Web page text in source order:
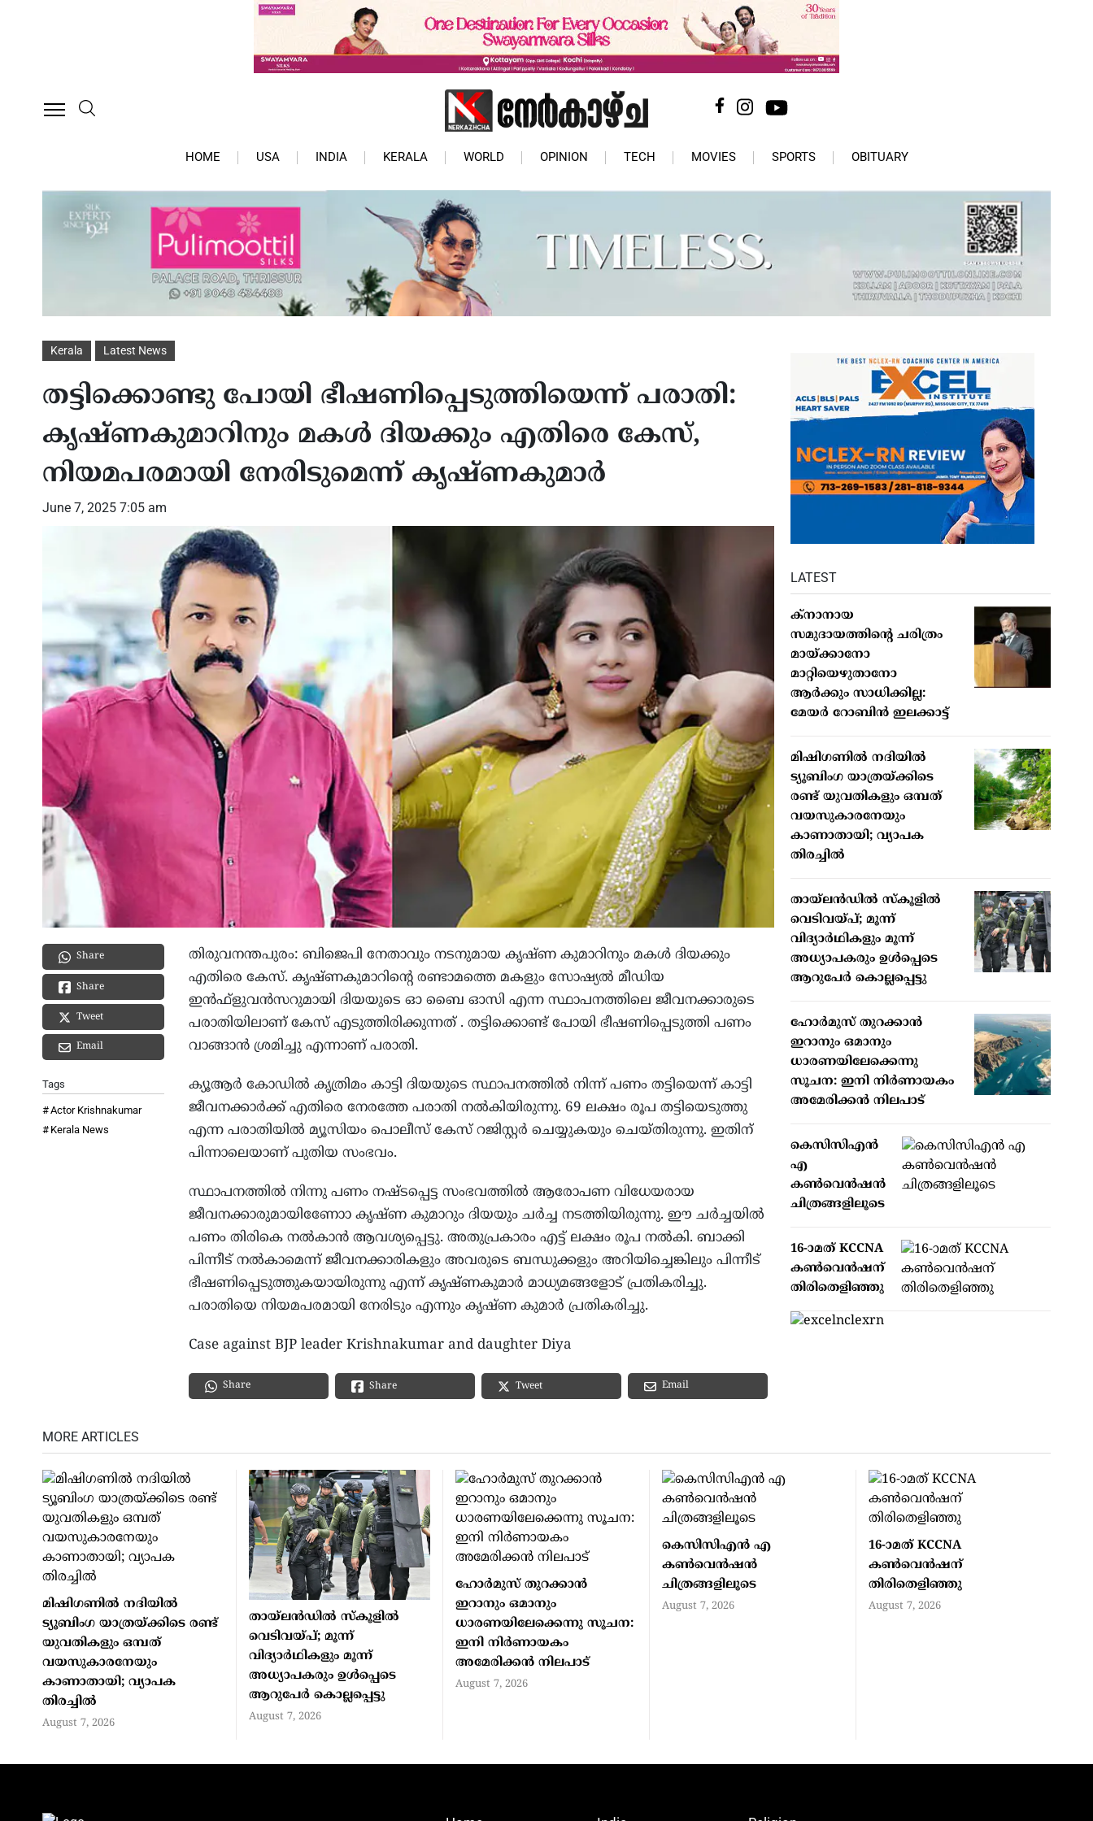
HOME USA INDIA KERALA WORLD OPINION TECH MOVIES SPORTS OBITUARY
Kerala Latest News
തട്ടിക്കൊണ്ടു പോയി ഭീഷണിപ്പെടുത്തിയെന്ന് പരാതി:
കൃഷ്ണകുമാറിനും മകള്‍ ദിയക്കും എതിരെ കേസ്,
നിയമപരമായി നേരിടുമെന്ന് കൃഷ്ണകുമാർ
June 7, 2025 7:05 am
Share
Share
Tweet
Email
Tags
Actor Krishnakumar
Kerala News
തിരുവനന്തപുരം: ബിജെപി നേതാവും നടനുമായ കൃഷ്ണ കുമാറിനും മകള്‍ ദിയക്കും
എതിരെ കേസ്. കൃഷ്ണകുമാറിന്റെ രണ്ടാമത്തെ മകളും സോഷ്യല്‍ മീഡിയ
ഇന്‍ഫ്‌ളുവന്‍സറുമായി ദിയയുടെ ഓ ബൈ ഓസി എന്ന സ്ഥാപനത്തിലെ ജീവനക്കാരുടെ
പരാതിയിലാണ് കേസ് എടുത്തിരിക്കുന്നത് . തട്ടിക്കൊണ്ട് പോയി ഭീഷണിപ്പെടുത്തി പണം
വാങ്ങാന്‍ ശ്രമിച്ചു എന്നാണ് പരാതി.
ക്യൂആര്‍ കോഡില്‍ കൃത്രിമം കാട്ടി ദിയയുടെ സ്ഥാപനത്തില്‍ നിന്ന് പണം തട്ടിയെന്ന് കാട്ടി
ജീവനക്കാര്‍ക്ക് എതിരെ നേരത്തേ പരാതി നല്‍കിയിരുന്നു. 69 ലക്ഷം രൂപ തട്ടിയെടുത്തു
എന്ന പരാതിയില്‍ മ്യൂസിയം പൊലീസ് കേസ് റജിസ്റ്റര്‍ ചെയ്യുകയും ചെയ്തിരുന്നു. ഇതിന്
പിന്നാലെയാണ് പുതിയ സംഭവം.
സ്ഥാപനത്തില്‍ നിന്നു പണം നഷ്ടപ്പെട്ട സംഭവത്തില്‍ ആരോപണ വിധേയരായ
ജീവനക്കാരുമായിണോോ കൃഷ്ണ കുമാറും ദിയയും ചര്‍ച്ച നടത്തിയിരുന്നു. ഈ ചര്‍ച്ചയില്‍
പണം തിരികെ നല്‍കാന്‍ ആവശ്യപ്പെട്ടു. അതുപ്രകാരം എട്ട് ലക്ഷം രൂപ നല്‍കി. ബാക്കി
പിന്നീട് നല്‍കാമെന്ന് ജീവനക്കാരികളും അവരുടെ ബന്ധുക്കളും അറിയിച്ചെങ്കിലും പിന്നീട്
ഭീഷണിപ്പെടുത്തുകയായിരുന്നു എന്ന് കൃഷ്ണകുമാര്‍ മാധ്യമങ്ങളോട് പ്രതികരിച്ചു.
പരാതിയെ നിയമപരമായി നേരിടും എന്നും കൃഷ്ണ കുമാര്‍ പ്രതികരിച്ചു.
Case against BJP leader Krishnakumar and daughter Diya
Share Share Tweet Email
LATEST
ക്നാനായ
സമുദായത്തിന്റെ ചരിത്രം
മായ്ക്കാനോ
മാറ്റിയെഴുതാനോ
ആർക്കും സാധിക്കില്ല:
മേയർ റോബിൻ ഇലക്കാട്ട്
മിഷിഗണില്‍ നദിയില്‍
ട്യൂബിംഗ യാത്രയ്ക്കിടെ
രണ്ട് യുവതികളും ഒമ്പത്
വയസുകാരനേയും
കാണാതായി; വ്യാപക
തിരച്ചില്‍
തായ്ലന്‍ഡില്‍ സ്‌കൂളില്‍
വെടിവയ്പ്; മൂന്ന്
വിദ്യാര്‍ഥികളും മൂന്ന്
അധ്യാപകരും ഉള്‍പ്പെടെ
ആറുപേര്‍ കൊല്ലപ്പെട്ടു
ഹോര്‍മുസ് തുറക്കാന്‍
ഇറാനും ഒമാനും
ധാരണയിലേക്കെന്നു
സൂചന: ഇനി നിര്‍ണായകം
അമേരിക്കന്‍ നിലപാട്
കെസിസിഎൻ
എ
കൺവെൻഷൻ
ചിത്രങ്ങളിലൂടെ
16-ാമത് KCCNA
കൺവെൻഷന്
തിരിതെളിഞ്ഞു
MORE ARTICLES
മിഷിഗണില്‍ നദിയില്‍
ട്യൂബിംഗ യാത്രയ്ക്കിടെ രണ്ട്
യുവതികളും ഒമ്പത്
വയസുകാരനേയും
കാണാതായി; വ്യാപക
തിരച്ചില്‍
August 7, 2026
തായ്ലന്‍ഡില്‍ സ്‌കൂളില്‍
വെടിവയ്പ്; മൂന്ന്
വിദ്യാര്‍ഥികളും മൂന്ന്
അധ്യാപകരും ഉള്‍പ്പെടെ
ആറുപേര്‍ കൊല്ലപ്പെട്ടു
August 7, 2026
ഹോര്‍മുസ് തുറക്കാന്‍
ഇറാനും ഒമാനും
ധാരണയിലേക്കെന്നു സൂചന:
ഇനി നിര്‍ണായകം
അമേരിക്കന്‍ നിലപാട്
August 7, 2026
കെസിസിഎൻ എ
കൺവെൻഷൻ
ചിത്രങ്ങളിലൂടെ
August 7, 2026
16-ാമത് KCCNA
കൺവെൻഷന്
തിരിതെളിഞ്ഞു
August 7, 2026